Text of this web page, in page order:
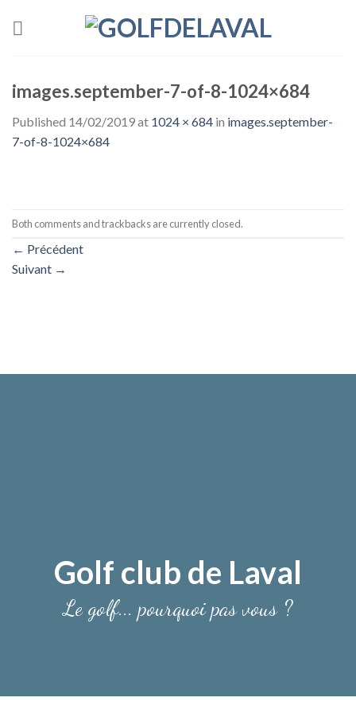
images.september-7-of-8-1024×684
Published 14/02/2019at 1024 × 684 in images.september-
7-of-8-1024×684
Both comments and trackbacks are currently closed.
← Précédent
Suivant →
Golf club de Laval
Le golf... pourquoi pas vous ?